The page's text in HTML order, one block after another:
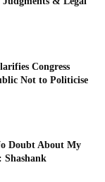
Congress
Not to Politicise
Doubt About My
Shashank